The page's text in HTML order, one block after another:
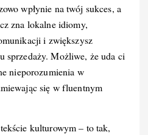
wpłynie na twój sukces, a
zna lokalne idiomy,
i zwiększysz
sprzedaży. Możliwe, że uda ci
nieporozumienia w
się w fluentnym
kulturowym – to tak,